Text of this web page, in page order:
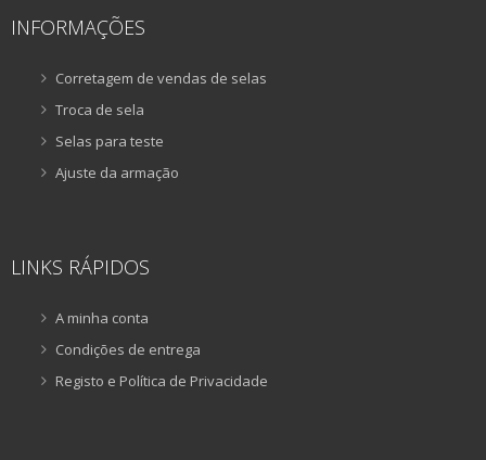
INFORMAÇÕES
Corretagem de vendas de selas
Troca de sela
Selas para teste
Ajuste da armação
LINKS RÁPIDOS
A minha conta
Condições de entrega
Registo e Política de Privacidade